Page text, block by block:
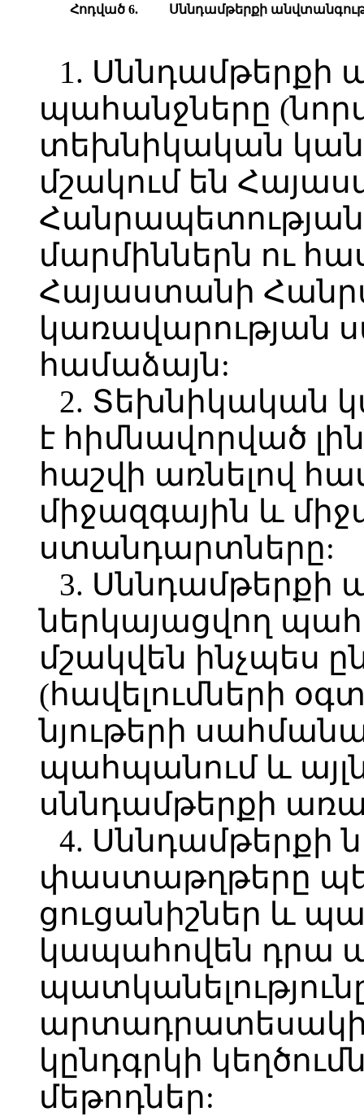
Հոդված 6. Սննդամթերքի
1. Սննդամթերքի
պահանջները
տեխնիկական
մշակում են
մարմիններն ու
Հայաստանի
կառավարության
համաձայն:
2. Տեխնիկական
է հիմնավորված
հաշվի առնելով
միջազգային և
ստանդարտները:
3. Սննդամթերքի
ներկայացվող
մշակվեն ինչպես
(հավելումների
նյութերի
պահպանում և
սննդամթերքի
4. Սննդամթերքի
փաստաթղթերը
ցուցանիշներ և
կապահովեն դրա
կընդգրկի
մեթոդներ: